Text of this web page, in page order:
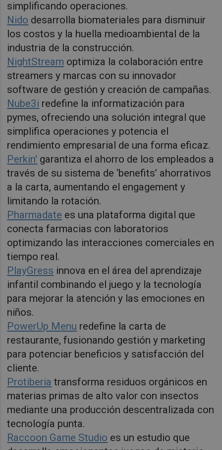
simplificando operaciones.
Nido desarrolla biomateriales para disminuir
los costos y la huella medioambiental de la
industria de la construcción.
NightStream optimiza la colaboración entre
streamers y marcas con su innovador
software de gestión y creación de campañas.
Nube3i redefine la informatización para
pymes, ofreciendo una solución integral que
simplifica operaciones y potencia el
rendimiento empresarial de una forma eficaz.
Perkin' garantiza el ahorro de los empleados a
través de su sistema de ‘benefits’ ahorrativos
a la carta, aumentando el engagement y
limitando la rotación.
Pharmadate es una plataforma digital que
conecta farmacias con laboratorios
optimizando las interacciones comerciales en
tiempo real.
PlayGress innova en el área del aprendizaje
infantil combinando el juego y la tecnología
para mejorar la atención y las emociones en
niños.
PowerUp Menu redefine la carta de
restaurante, fusionando gestión y marketing
para potenciar beneficios y satisfacción del
cliente.
Protiberia transforma residuos orgánicos en
materias primas de alto valor con insectos
mediante una producción descentralizada con
tecnología punta.
Raccoon Game Studio es un estudio que